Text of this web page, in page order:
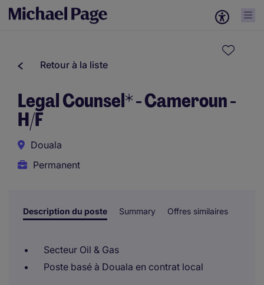
Retour à la liste
Legal Counsel* - Cameroun -
H/F
Douala
Permanent
Description du poste Summary Offres similaires
Secteur Oil & Gas
Poste basé à Douala en contrat local